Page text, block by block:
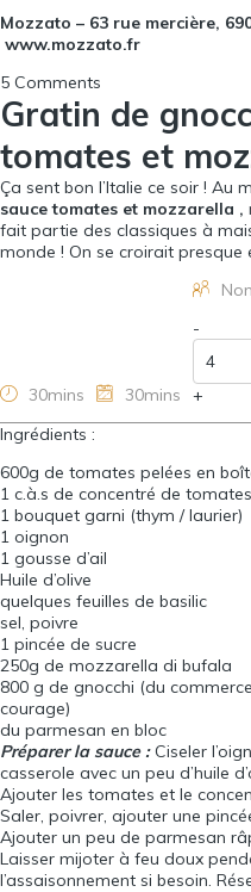
Mozzato – 63 rue mercière,
www.mozzato.fr
5 Comments
Gratin de
tomates et
Ça sent bon l’Italie ce soir ! Au
sauce tomates et mozzarella ,
fait partie des classiques à
monde ! On se croirait presque
30mins 30mins
-
+
Ingrédients :
600g de tomates pelées en
1 c.à.s de concentré de tomates
1 bouquet garni (thym / laurier)
1 oignon
1 gousse d’ail
Huile d’olive
quelques feuilles de basilic
sel, poivre
1 pincée de sucre
250g de mozzarella di bufala
800 g de gnocchi (du
courage)
du parmesan en bloc
Préparer la sauce :Ciseler
casserole avec un peu d’huile
Ajouter les tomates et le
Saler, poivrer, ajouter une
Ajouter un peu de parmesan
Laisser mijoter à feu doux
l’assaisonnement si besoin.